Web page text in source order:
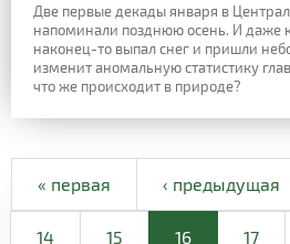
Две первые декады января в
напоминали позднюю осень. И даже
наконец-то выпал снег и пришли
изменит аномальную статистику
что же происходит в природе?
« первая ‹ предыдущая
14 15 16 17